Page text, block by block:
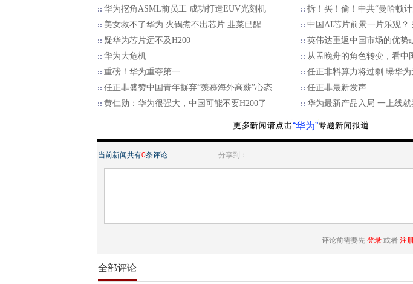
华为挖角ASML前员工 成功打造EUV光刻机
拆！买！偷！中共“曼哈顿
美女救不了华为 火锅煮不出芯片 韭菜已醒
中国AI芯片前景一片乐观？
疑华为芯片远不及H200
英伟达重返中国市场的优势
华为大危机
从孟晚舟的角色转变，看中
重磅！华为重夺第一
任正非料算力将过剩 曝华
任正非盛赞中国青年摒弃“羡慕海外高薪”心态
任正非最新发声
黄仁勋：华为很强大，中国可能不要H200了
华为最新产品入局 一上线就
“华为”
当前新闻共有0条评论 分享到：
评论前需要先 登录 或者 注
全部评论